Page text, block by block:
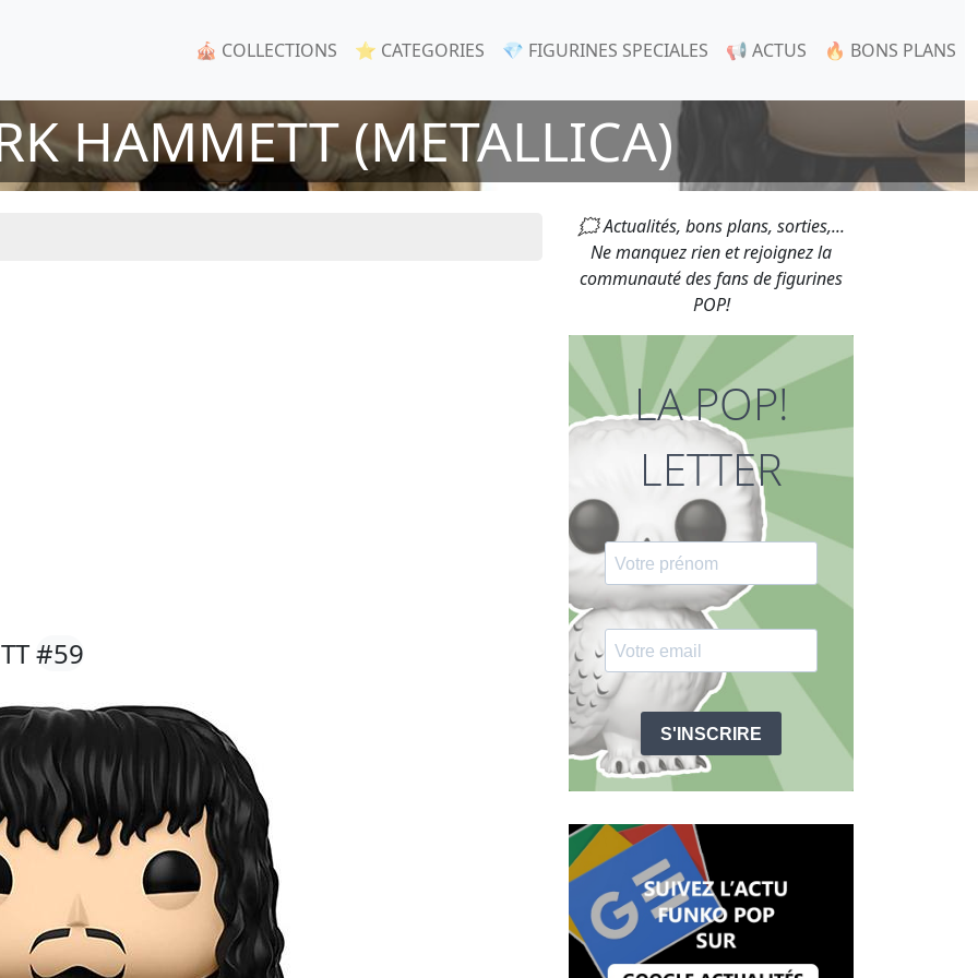
🎪 COLLECTIONS ⭐ CATEGORIES 💎 FIGURINES SPECIALES 📢 ACTUS 🔥 BONS PLANS
HAMMETT (METALLICA)
#59
🗯 Actualités, bons plans, sorties,...
Ne manquez rien et rejoignez la
communauté des fans de figurines
POP!
LA POP!
LETTER
S'INSCRIRE